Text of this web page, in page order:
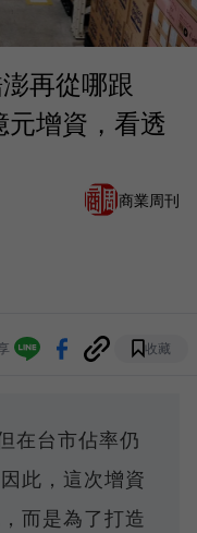
再從哪跟
增資，看透
商業周刊
收藏
在台市佔率仍
此，這次增資
而是為了打造